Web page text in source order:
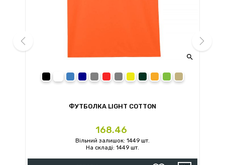

ФУТБОЛКА LIGHT COTTON
Ціна
168.46
Вільний залишок: 1449 шт.
На складі: 1449 шт.